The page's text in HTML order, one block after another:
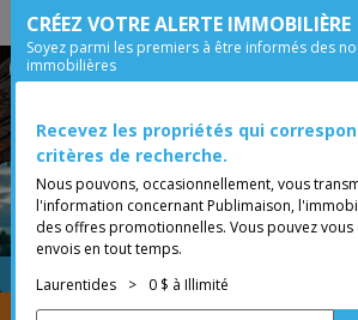
Taille Prix
Deux-Montagnes
Placer une annonce
Vous êtes courtier, transférer vos
CRÉEZ VOTRE ALERTE IMMOBILIÈRE
Soyez parmi les premiers à être informés des
immobilières
Recevez les propriétés qui
critères de recherche.
Nous pouvons, occasionnellement, vous
l'information concernant Publimaison,
des offres promotionnelles. Vous pouvez
envois en tout temps.
Laurentides
> 0 $ à Illimité